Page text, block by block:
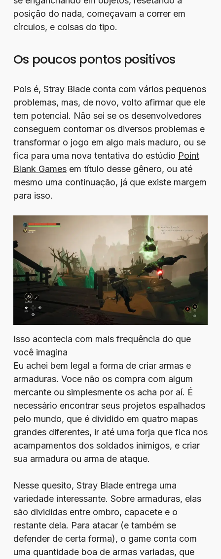
posição do nada, começavam a correr em
círculos, e coisas do tipo.
Os poucos pontos positivos
Pois é, Stray Blade conta com vários pequenos
problemas, mas, de novo, volto afirmar que ele
tem potencial. Não sei se os desenvolvedores
conseguem contornar os diversos problemas e
transformar o jogo em algo mais maduro, ou se
fica para uma nova tentativa do estúdio Point
Blank Gamesem título desse gênero, ou até
mesmo uma continuação, já que existe margem
para isso.
Isso acontecia com mais frequência do que
você imagina
Eu achei bem legal a forma de criar armas e
armaduras. Voce não os compra com algum
mercante ou simplesmente os acha por aí. É
necessário encontrar seus projetos espalhados
pelo mundo, que é dividido em quatro mapas
grandes diferentes, ir até uma forja que fica nos
acampamentos dos soldados inimigos, e criar
sua armadura ou arma de ataque.
Nesse quesito, Stray Blade entrega uma
variedade interessante. Sobre armaduras, elas
são divididas entre ombro, capacete e o
restante dela. Para atacar (e também se
defender de certa forma), o game conta com
uma quantidade boa de armas variadas, que